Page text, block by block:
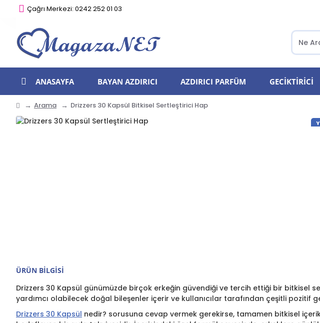
Çağrı Merkezi: 0242 252 01 03
ANASAYFA BAYAN AZDIRICI AZDIRICI PARFÜM GECIKTIRICI
Arama Drizzers 30 Kapsül Bitkisel Sertleştirici Hap
ÜRÜN BILGISI
Drizzers 30 Kapsül günümüzde birçok erkeğin güvendiği ve tercih ettiği bir bitkisel
yardımcı olabilecek doğal bileşenler içerir ve kullanıcılar tarafından çeşitli pozitif
Drizzers 30 Kapsül nedir? sorusuna cevap vermek gerekirse, tamamen bitkisel